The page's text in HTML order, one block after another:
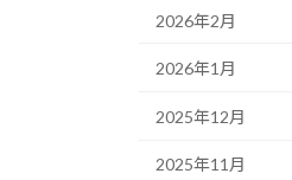
2026年2月
2026年1月
2025年12月
2025年11月